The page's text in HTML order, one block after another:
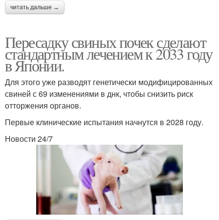
читать дальше →
Пересадку свиных почек сделают
стандартным лечением к 2033 году
в Японии.
Для этого уже разводят генетически модифицированных
свиней с 69 изменениями в днк, чтобы снизить риск
отторжения органов.
Первые клинические испытания начнутся в 2028 году.
Новости 24/7